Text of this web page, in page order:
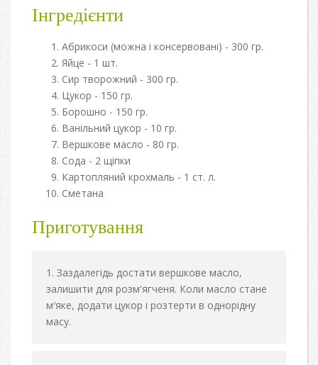
Інгредієнти
Абрикоси (можна і консервовані) - 300 гр.
Яйце - 1 шт.
Сир творожний - 300 гр.
Цукор - 150 гр.
Борошно - 150 гр.
Ванільний цукор - 10 гр.
Вершкове масло - 80 гр.
Сода - 2 щіпки
Картопляний крохмаль - 1 ст. л.
Сметана
Приготування
Заздалегідь достати вершкове масло,
залишити для розм'ягченя. Коли масло стане
м′яке, додати цукор і розтерти в однорідну
масу.